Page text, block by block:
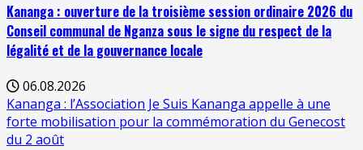
Kananga : ouverture de la troisième session ordinaire 2026 du
Conseil communal de Nganza sous le signe du respect de la
légalité et de la gouvernance locale
06.08.2026
Kananga : l’Association Je Suis Kananga appelle à une
forte mobilisation pour la commémoration du Genecost
du 2 août